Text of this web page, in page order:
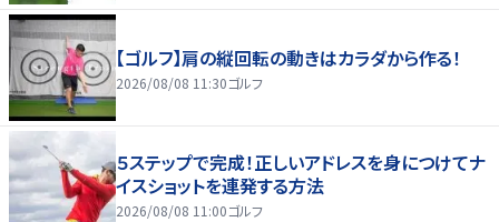
【ゴルフ】肩の縦回転の動きはカラダから作る！
2026/08/08 11:30ゴルフ
５ステップで完成！正しいアドレスを身につけてナ
イスショットを連発する方法
2026/08/08 11:00ゴルフ